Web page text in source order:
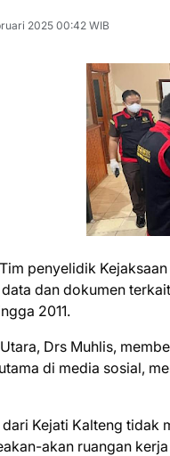
2025 00:42 WIB
penyelidik
dan dokumen
2011.
Drs Muhlis,
di media sosial,
Kejati Kalteng tidak
akan ruangan